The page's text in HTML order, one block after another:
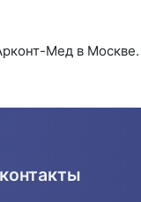
Мед в Москве.